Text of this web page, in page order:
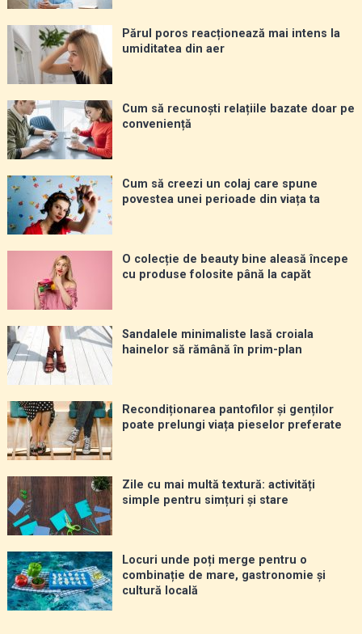
Părul poros reacționează mai intens la
umiditatea din aer
Cum să recunoști relațiile bazate doar pe
conveniență
Cum să creezi un colaj care spune
povestea unei perioade din viața ta
O colecție de beauty bine aleasă începe
cu produse folosite până la capăt
Sandalele minimaliste lasă croiala
hainelor să rămână în prim-plan
Recondiționarea pantofilor și genților
poate prelungi viața pieselor preferate
Zile cu mai multă textură: activități
simple pentru simțuri și stare
Locuri unde poți merge pentru o
combinație de mare, gastronomie și
cultură locală